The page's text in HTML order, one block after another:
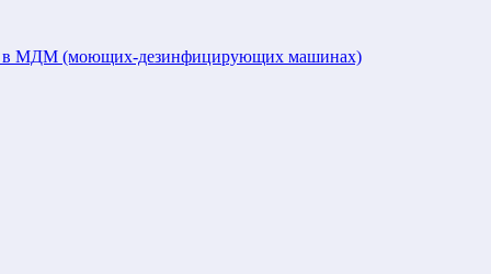
в МДМ (моющих-дезинфицирующих машинах)